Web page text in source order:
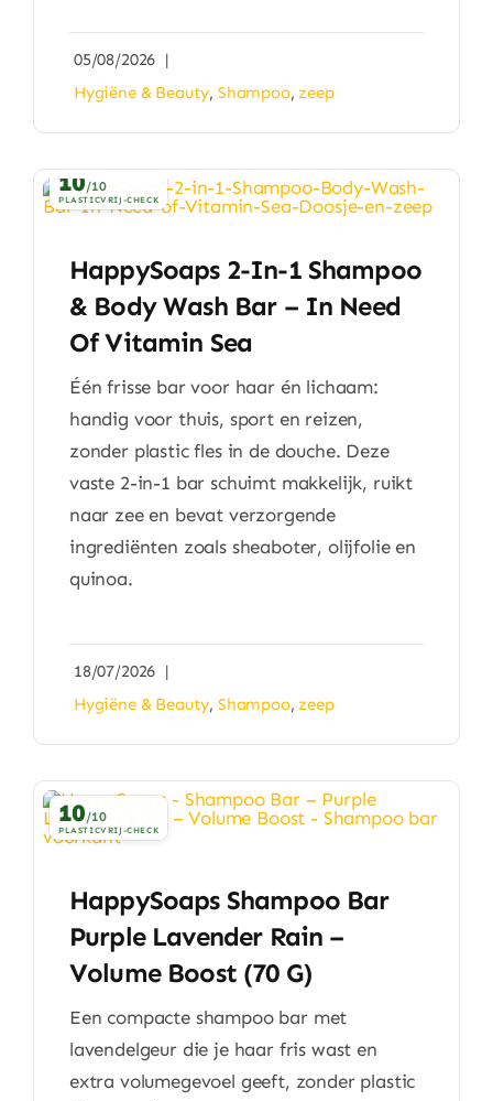
05/08/2026 |
Hygiëne & Beauty, Shampoo,zeep
10/10
PLASTICVRIJ-CHECK
HappySoaps 2-In-1 Shampoo
& Body Wash Bar – In Need
Of Vitamin Sea
Één frisse bar voor haar én lichaam:
handig voor thuis, sport en reizen,
zonder plastic fles in de douche. Deze
vaste 2-in-1 bar schuimt makkelijk, ruikt
naar zee en bevat verzorgende
ingrediënten zoals sheaboter, olijfolie en
quinoa.
18/07/2026 |
Hygiëne & Beauty, Shampoo,zeep
10/10
PLASTICVRIJ-CHECK
HappySoaps Shampoo Bar
Purple Lavender Rain –
Volume Boost (70 G)
Een compacte shampoo bar met
lavendelgeur die je haar fris wast en
extra volumegevoel geeft, zonder plastic